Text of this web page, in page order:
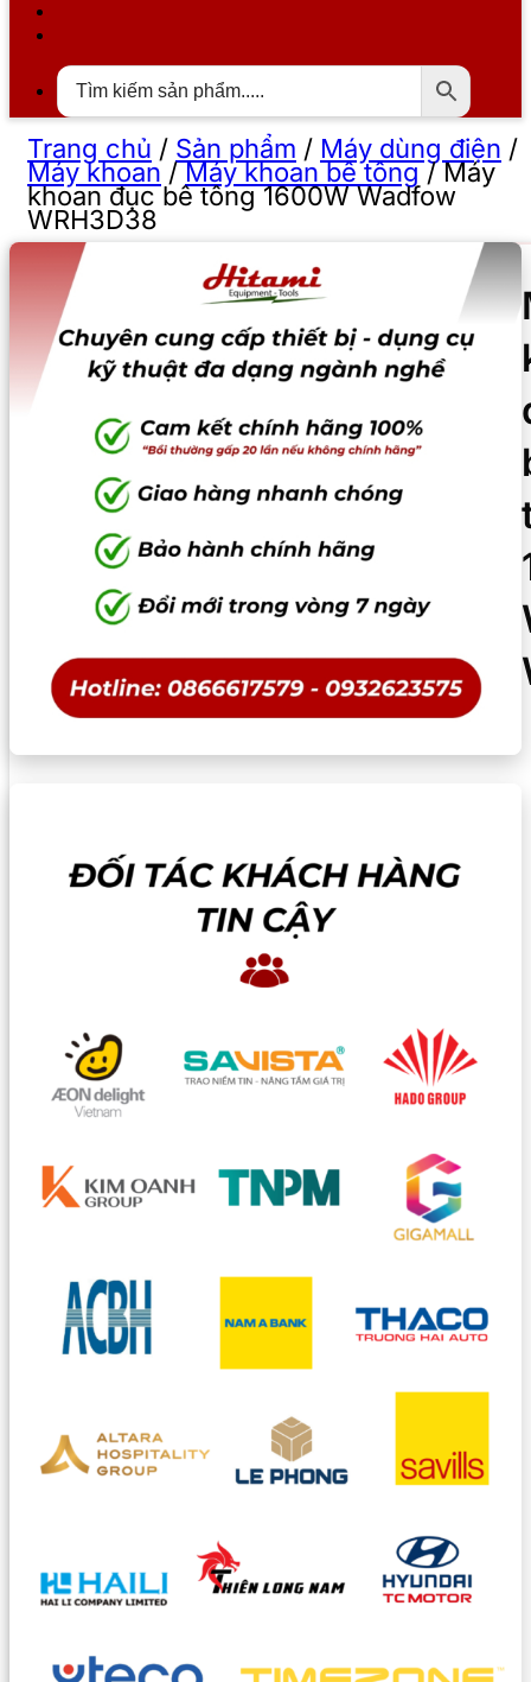
Trang chủ / Sản phẩm / Máy dùng điện /
Máy khoan/Máy khoan bê tông/Máy
khoan đục bê tông 1600W Wadfow
WRH3D38